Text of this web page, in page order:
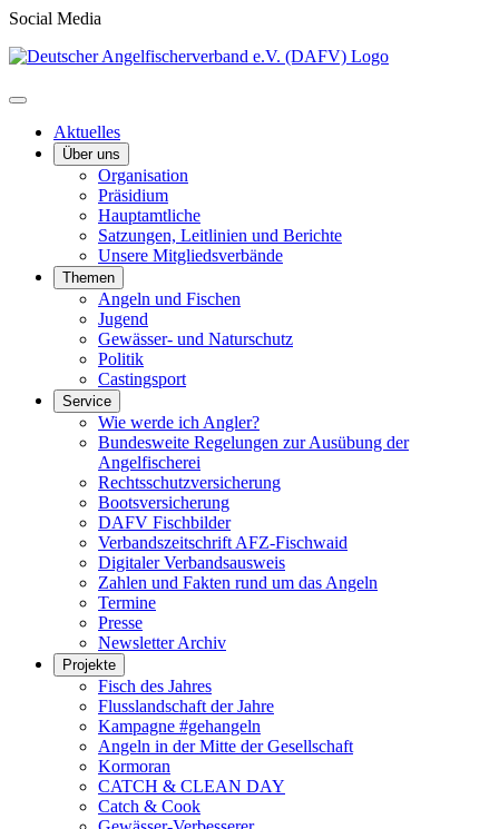
Social Media
Aktuelles
Über uns
Organisation
Präsidium
Hauptamtliche
Satzungen, Leitlinien und Berichte
Unsere Mitgliedsverbände
Themen
Angeln und Fischen
Jugend
Gewässer- und Naturschutz
Politik
Castingsport
Service
Wie werde ich Angler?
Bundesweite Regelungen zur Ausübung der
Angelfischerei
Rechtsschutzversicherung
Bootsversicherung
DAFV Fischbilder
Verbandszeitschrift AFZ-Fischwaid
Digitaler Verbandsausweis
Zahlen und Fakten rund um das Angeln
Termine
Presse
Newsletter Archiv
Projekte
Fisch des Jahres
Flusslandschaft der Jahre
Kampagne #gehangeln
Angeln in der Mitte der Gesellschaft
Kormoran
CATCH & CLEAN DAY
Catch & Cook